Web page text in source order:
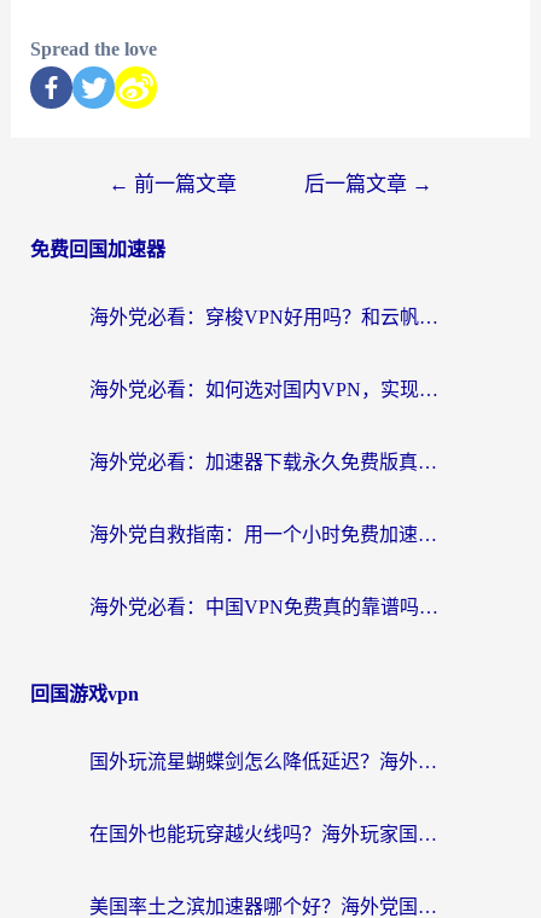
Spread the love
← 前一篇文章 后一篇文章 →
免费回国加速器
海外党必看：穿梭VPN好用吗？和云帆VPN对比哪个回国效果更好？附真实测评+避坑指南
海外党必看：如何选对国内VPN，实现无缝访问国内资源？
海外党必看：加速器下载永久免费版真的存在吗？教你无缝访问国内资源的正确姿势
海外党自救指南：用一个小时免费加速器，轻松打破国内资源访问壁垒？
海外党必看：中国VPN免费真的靠谱吗？手把手教你选对回国加速器
回国游戏vpn
国外玩流星蝴蝶剑怎么降低延迟？海外党必看的加速秘籍（含欧洲鸣潮&彩虹岛优化攻略）
在国外也能玩穿越火线吗？海外玩家国服游戏畅玩终极指南
美国率土之滨加速器哪个好？海外党国服游戏畅玩终极指南（附多游戏解决方案）